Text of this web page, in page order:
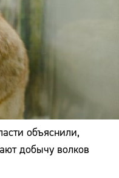
объяснили,
добычу волков